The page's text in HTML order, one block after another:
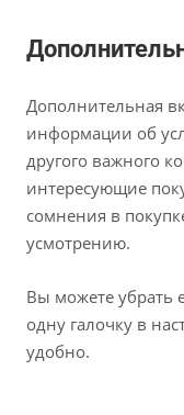
Дополнительная
информации об
другого важного
интересующие
сомнения в
усмотрению.
Вы можете убрать
одну галочку в
удобно.